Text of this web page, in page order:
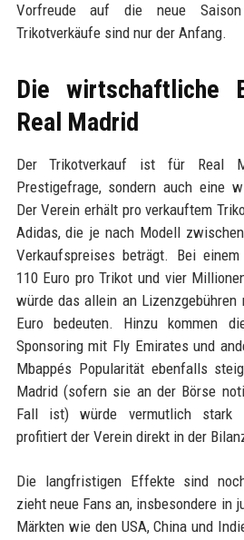
Vorfreude auf die neue
Trikotverkäufe sind nur der Anfang.
Die wirtschaftliche
Real Madrid
Der Trikotverkauf ist für Real
Prestigefrage, sondern auch eine
Der Verein erhält pro verkauftem
Adidas, die je nach Modell
Verkaufspreises beträgt. Bei
110 Euro pro Trikot und vier
würde das allein an
Euro bedeuten. Hinzu kommen
Sponsoring mit Fly Emirates und
Mbappés Popularität ebenfalls
Madrid (sofern sie an der Börse
Fall ist) würde vermutlich stark
profitiert der Verein direkt in der
Die langfristigen Effekte sind
zieht neue Fans an, insbesondere in
Märkten wie den USA, China und